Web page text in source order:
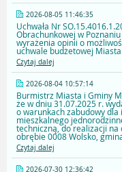
2026-08-05 11:46:35
Uchwała Nr
Obrachunkowej w
wyrażenia opinii o
uchwale budżetowej
Czytaj dalej
2026-08-04 10:57:14
Burmistrz Miasta i Gminy
że w dniu 31.07.2025 r.
o warunkach zabudowy
mieszkalnego
techniczną, do realizacji na
obrębie 0008 Wolsko,
Czytaj dalej
2026-07-30 12:36:42